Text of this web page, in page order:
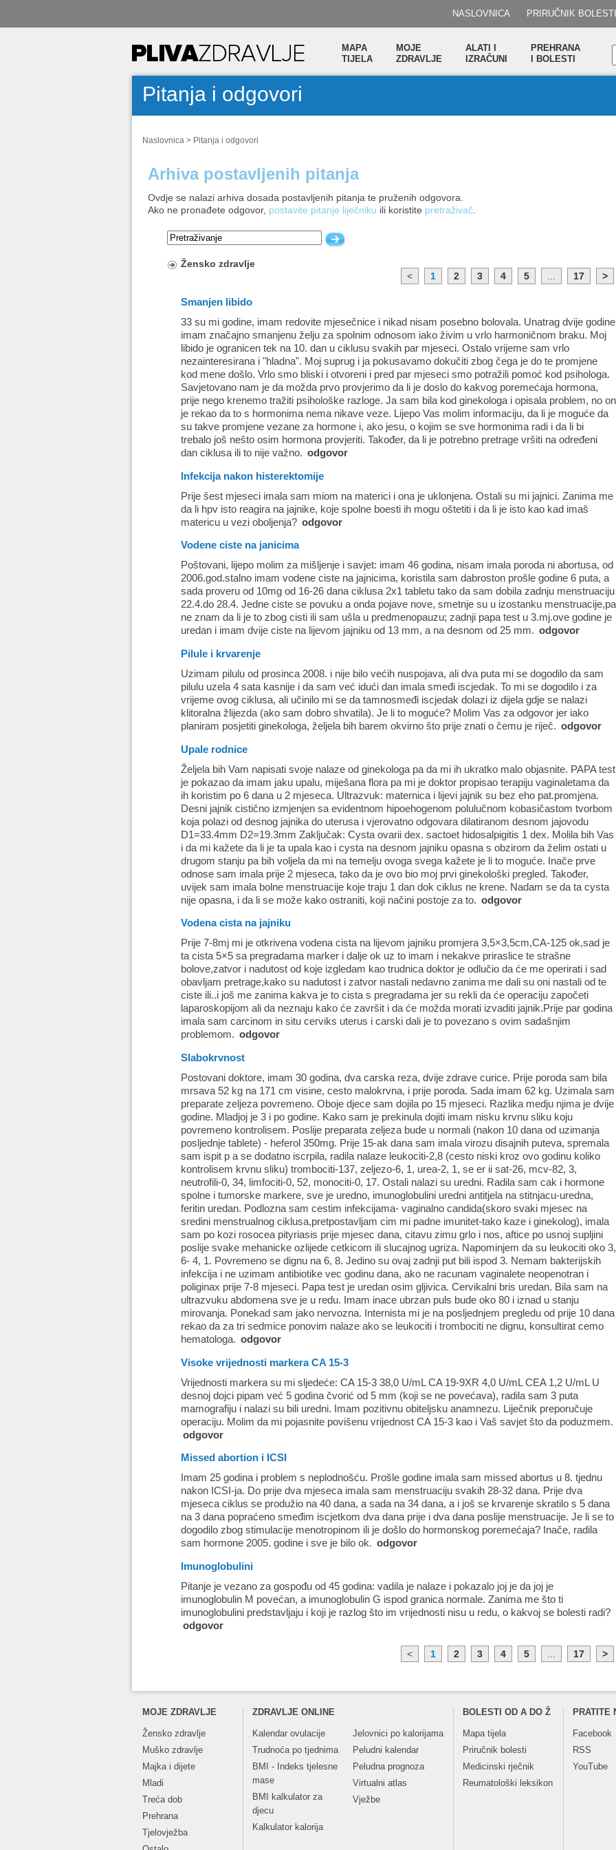
NASLOVNICA PRIRUČNIK BOLESTI
MAPA
TIJELA
MOJE
ZDRAVLJE
ALATI I
IZRAČUNI
PREHRANA
I BOLESTI
Pitanja i odgovori
Naslovnica > Pitanja i odgovori
Arhiva postavljenih pitanja
Ovdje se nalazi arhiva dosada postavljenih pitanja te pruženih odgovora.
Ako ne pronađete odgovor, postavite pitanje liječniku ili koristite pretraživač
Žensko zdravlje
<
1 2 3 4 5 17 >
Smanjen libido
33 su mi godine, imam redovite mjesečnice i nikad nisam posebno bolovala. Unatrag dvije godine
imam značajno smanjenu želju za spolnim odnosom iako živim u vrlo harmoničnom braku. Moj
libido je ogranicen tek na 10. dan u ciklusu svakih par mjeseci. Ostalo vrijeme sam vrlo
nezainteresirana i "hladna". Moj suprug i ja pokusavamo dokučiti zbog čega je do te promjene
kod mene došlo. Vrlo smo bliski i otvoreni i pred par mjeseci smo potražili pomoć kod psihologa.
Savjetovano nam je da možda prvo provjerimo da li je doslo do kakvog poremećaja hormona,
prije nego krenemo tražiti psihološke razloge. Ja sam bila kod ginekologa i opisala problem, no on
je rekao da to s hormonima nema nikave veze. Lijepo Vas molim informaciju, da li je moguće da
su takve promjene vezane za hormone i, ako jesu, o kojim se sve hormonima radi i da li bi
trebalo još nešto osim hormona provjeriti. Također, da li je potrebno pretrage vršiti na određeni
dan ciklusa ili to nije važno. odgovor
Infekcija nakon histerektomije
Prije šest mjeseci imala sam miom na materici i ona je uklonjena. Ostali su mi jajnici. Zanima me
da li hpv isto reagira na jajnike, koje spolne boesti ih mogu oštetiti i da li je isto kao kad imaš
matericu u vezi oboljenja? odgovor
Vodene ciste na janicima
Poštovani, lijepo molim za mišljenje i savjet: imam 46 godina, nisam imala poroda ni abortusa, od
2006.god.stalno imam vodene ciste na jajnicima, koristila sam dabroston prošle godine 6 puta, a
sada proveru od 10mg od 16-26 dana ciklusa 2x1 tabletu tako da sam dobila zadnju menstruaciju
22.4.do 28.4. Jedne ciste se povuku a onda pojave nove, smetnje su u izostanku menstruacije,pa
ne znam da li je to zbog cisti ili sam ušla u predmenopauzu; zadnji papa test u 3.mj.ove godine je
uredan i imam dvije ciste na lijevom jajniku od 13 mm, a na desnom od 25 mm. odgovor
Pilule i krvarenje
Uzimam pilulu od prosinca 2008. i nije bilo većih nuspojava, ali dva puta mi se dogodilo da sam
pilulu uzela 4 sata kasnije i da sam već idući dan imala smeđi iscjedak. To mi se dogodilo i za
vrijeme ovog ciklusa, ali učinilo mi se da tamnosmeđi iscjedak dolazi iz dijela gdje se nalazi
klitoralna žlijezda (ako sam dobro shvatila). Je li to moguće? Molim Vas za odgovor jer iako
planiram posjetiti ginekologa, željela bih barem okvirno što prije znati o čemu je riječ. odgovor
Upale rodnice
Željela bih Vam napisati svoje nalaze od ginekologa pa da mi ih ukratko malo objasnite. PAPA test
je pokazao da imam jaku upalu, miješana flora pa mi je doktor propisao terapiju vaginaletama da
ih koristim po 6 dana u 2 mjeseca. Ultrazvuk: maternica i lijevi jajnik su bez eho pat.promjena.
Desni jajnik cistično izmjenjen sa evidentnom hipoehogenom polulučnom kobasičastom tvorbom
koja polazi od desnog jajnika do uterusa i vjerovatno odgovara dilatiranom desnom jajovodu
D1=33.4mm D2=19.3mm Zaključak: Cysta ovarii dex. sactoet hidosalpigitis 1 dex. Molila bih Vas
i da mi kažete da li je ta upala kao i cysta na desnom jajniku opasna s obzirom da želim ostati u
drugom stanju pa bih voljela da mi na temelju ovoga svega kažete je li to moguće. Inače prve
odnose sam imala prije 2 mjeseca, tako da je ovo bio moj prvi ginekološki pregled. Također,
uvijek sam imala bolne menstruacije koje traju 1 dan dok ciklus ne krene. Nadam se da ta cysta
nije opasna, i da li se može kako ostraniti, koji načini postoje za to. odgovor
Vodena cista na jajniku
Prije 7-8mj mi je otkrivena vodena cista na lijevom jajniku promjera 3,5×3,5cm,CA-125 ok,sad je
ta cista 5×5 sa pregradama marker i dalje ok uz to imam i nekakve priraslice te strašne
bolove,zatvor i nadutost od koje izgledam kao trudnica doktor je odlučio da će me operirati i sad
obavljam pretrage,kako su nadutost i zatvor nastali nedavno zanima me dali su oni nastali od te
ciste ili..i još me zanima kakva je to cista s pregradama jer su rekli da će operaciju započeti
laparoskopijom ali da neznaju kako će završit i da će možda morati izvaditi jajnik.Prije par godina
imala sam carcinom in situ cerviks uterus i carski dali je to povezano s ovim sadašnjim
problemom. odgovor
Slabokrvnost
Postovani doktore, imam 30 godina, dva carska reza, dvije zdrave curice. Prije poroda sam bila
mrsava 52 kg na 171 cm visine, cesto malokrvna, i prije poroda. Sada imam 62 kg. Uzimala sam
preparate zeljeza povremeno. Oboje djece sam dojila po 15 mjeseci. Razlika medju njima je dvije
godine. Mladjoj je 3 i po godine. Kako sam je prekinula dojiti imam nisku krvnu sliku koju
povremeno kontrolisem. Poslije preparata zeljeza bude u normali (nakon 10 dana od uzimanja
posljednje tablete) - heferol 350mg. Prije 15-ak dana sam imala virozu disajnih puteva, spremala
sam ispit p a se dodatno iscrpila, radila nalaze leukociti-2,8 (cesto niski kroz ovo godinu koliko
kontrolisem krvnu sliku) trombociti-137, zeljezo-6, 1, urea-2, 1, se er ii sat-26, mcv-82, 3,
neutrofili-0, 34, limfociti-0, 52, monociti-0, 17. Ostali nalazi su uredni. Radila sam cak i hormone
spolne i tumorske markere, sve je uredno, imunoglobulini uredni antitjela na stitnjacu-uredna,
feritin uredan. Podlozna sam cestim infekcijama- vaginalno candida(skoro svaki mjesec na
sredini menstrualnog ciklusa,pretpostavljam cim mi padne imunitet-tako kaze i ginekolog), imala
sam po kozi rosocea pityriasis prije mjesec dana, citavu zimu grlo i nos, aftice po usnoj supljini
poslije svake mehanicke ozlijede cetkicom ili slucajnog ugriza. Napominjem da su leukociti oko 3,
6- 4, 1. Povremeno se dignu na 6, 8. Jedino su ovaj zadnji put bili ispod 3. Nemam bakterijskih
infekcija i ne uzimam antibiotike vec godinu dana, ako ne racunam vaginalete neopenotran i
poliginax prije 7-8 mjeseci. Papa test je uredan osim gljivica. Cervikalni bris uredan. Bila sam na
ultrazvuku abdomena sve je u redu. Imam inace ubrzan puls bude oko 80 i iznad u stanju
mirovanja. Ponekad sam jako nervozna. Internista mi je na posljednjem pregledu od prije 10 dana
rekao da za tri sedmice ponovim nalaze ako se leukociti i trombociti ne dignu, konsultirat cemo
hematologa. odgovor
Visoke vrijednosti markera CA 15-3
Vrijednosti markera su mi sljedeće: CA 15-3 38,0 U/mL CA 19-9XR 4,0 U/mL CEA 1,2 U/mL U
desnoj dojci pipam već 5 godina čvorić od 5 mm (koji se ne povećava), radila sam 3 puta
mamografiju i nalazi su bili uredni. Imam pozitivnu obiteljsku anamnezu. Liječnik preporučuje
operaciju. Molim da mi pojasnite povišenu vrijednost CA 15-3 kao i Vaš savjet što da poduzmem.
odgovor
Missed abortion i ICSI
Imam 25 godina i problem s neplodnošću. Prošle godine imala sam missed abortus u 8. tjednu
nakon ICSI-ja. Do prije dva mjeseca imala sam menstruaciju svakih 28-32 dana. Prije dva
mjeseca ciklus se produžio na 40 dana, a sada na 34 dana, a i još se krvarenje skratilo s 5 dana
na 3 dana popraćeno smeđim iscjetkom dva dana prije i dva dana poslije menstruacije. Je li se to
dogodilo zbog stimulacije menotropinom ili je došlo do hormonskog poremećaja? Inače, radila
sam hormone 2005. godine i sve je bilo ok. odgovor
Imunoglobulini
Pitanje je vezano za gospođu od 45 godina: vadila je nalaze i pokazalo joj je da joj je
imunoglobulin M povećan, a imunoglobulin G ispod granica normale. Zanima me što ti
imunoglobulini predstavljaju i koji je razlog što im vrijednosti nisu u redu, o kakvoj se bolesti radi?
odgovor
< 1 2 3 4 5 17 >
MOJE ZDRAVLJE
Žensko zdravlje
Muško zdravlje
Majka i dijete
Mladi
Treća dob
Prehrana
Tjelovježba
ZDRAVLJE ONLINE
Kalendar ovulacije
Trudnoća po tjednima
BMI - Indeks tjelesne
mase
BMI kalkulator za
djecu
Kalkulator kalorija
Jelovnici po kalorijama
Peludni kalendar
Peludna prognoza
Virtualni atlas
Vježbe
BOLESTI OD A DO Ž
Mapa tijela
Priručnik bolesti
Medicinski rječnik
Reumatološki leksikon
PRATITE
Facebook
RSS
YouTube